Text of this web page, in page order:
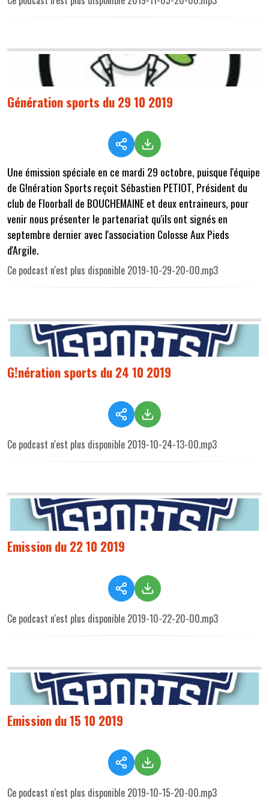
Génération sports du 29 10 2019
Une émission spéciale en ce mardi 29 octobre, puisque l'équipe
de G!nération Sports reçoit Sébastien PETIOT, Président du
club de Floorball de BOUCHEMAINE et deux entraineurs, pour
venir nous présenter le partenariat qu'ils ont signés en
septembre dernier avec l'association Colosse Aux Pieds
d'Argile.
Ce podcast n'est plus disponible 2019-10-29-20-00.mp3
G!nération sports du 24 10 2019
Ce podcast n'est plus disponible 2019-10-24-13-00.mp3
Emission du 22 10 2019
Ce podcast n'est plus disponible 2019-10-22-20-00.mp3
Emission du 15 10 2019
Ce podcast n'est plus disponible 2019-10-15-20-00.mp3